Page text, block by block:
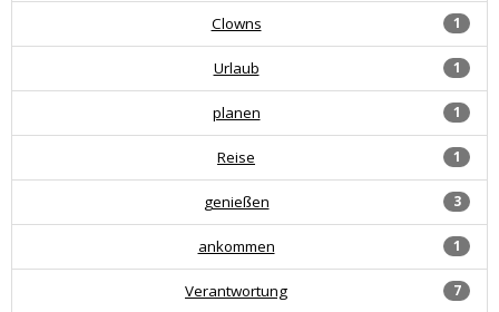
1
Clowns
1
Urlaub
1
planen
1
Reise
3
genießen
1
ankommen
7
Verantwortung